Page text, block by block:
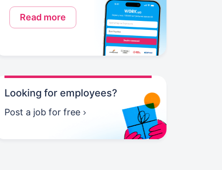
Read more
Looking for employees?
Post a job for free